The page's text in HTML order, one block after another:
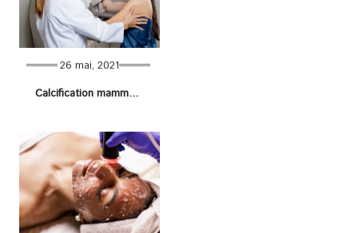
26 mai, 2021
Calcification mammaire : causes, symptômes et traitements